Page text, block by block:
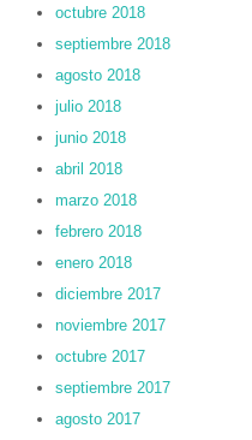
octubre 2018
septiembre 2018
agosto 2018
julio 2018
junio 2018
abril 2018
marzo 2018
febrero 2018
enero 2018
diciembre 2017
noviembre 2017
octubre 2017
septiembre 2017
agosto 2017